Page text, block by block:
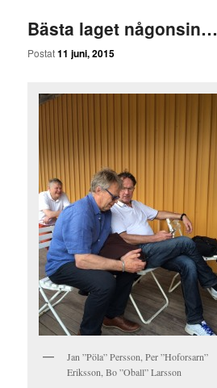
Bästa laget någonsin…
Postat11 juni, 2015
Jan ”Pöla” Persson, Per ”Hoforsarn”
Eriksson, Bo ”Oball” Larsson